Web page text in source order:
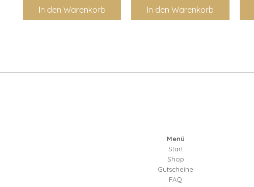
In den Warenkorb In den Warenkorb
Menü
Start
Shop
Gutscheine
FAQ